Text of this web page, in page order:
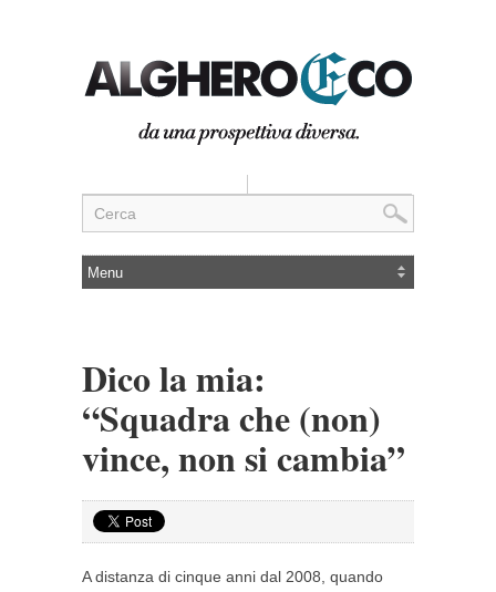
Dico la mia:
“Squadra che (non)
vince, non si cambia”
A distanza di cinque anni dal 2008, quando